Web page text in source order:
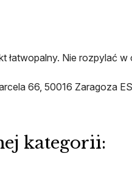
łatwopalny. Nie rozpylać
66, 50016 Zaragoza
kategorii: